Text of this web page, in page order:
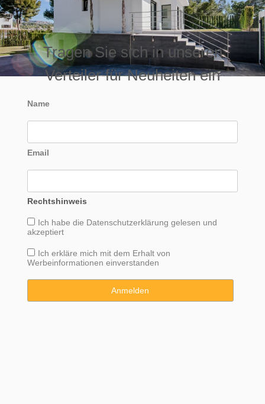
Tragen Sie sich in unseren
Verteiler für Neuheiten ein
Name
Email
Rechtshinweis
Ich habe die Datenschutzerklärung gelesen und
akzeptiert
Ich erkläre mich mit dem Erhalt von
Werbeinformationen einverstanden